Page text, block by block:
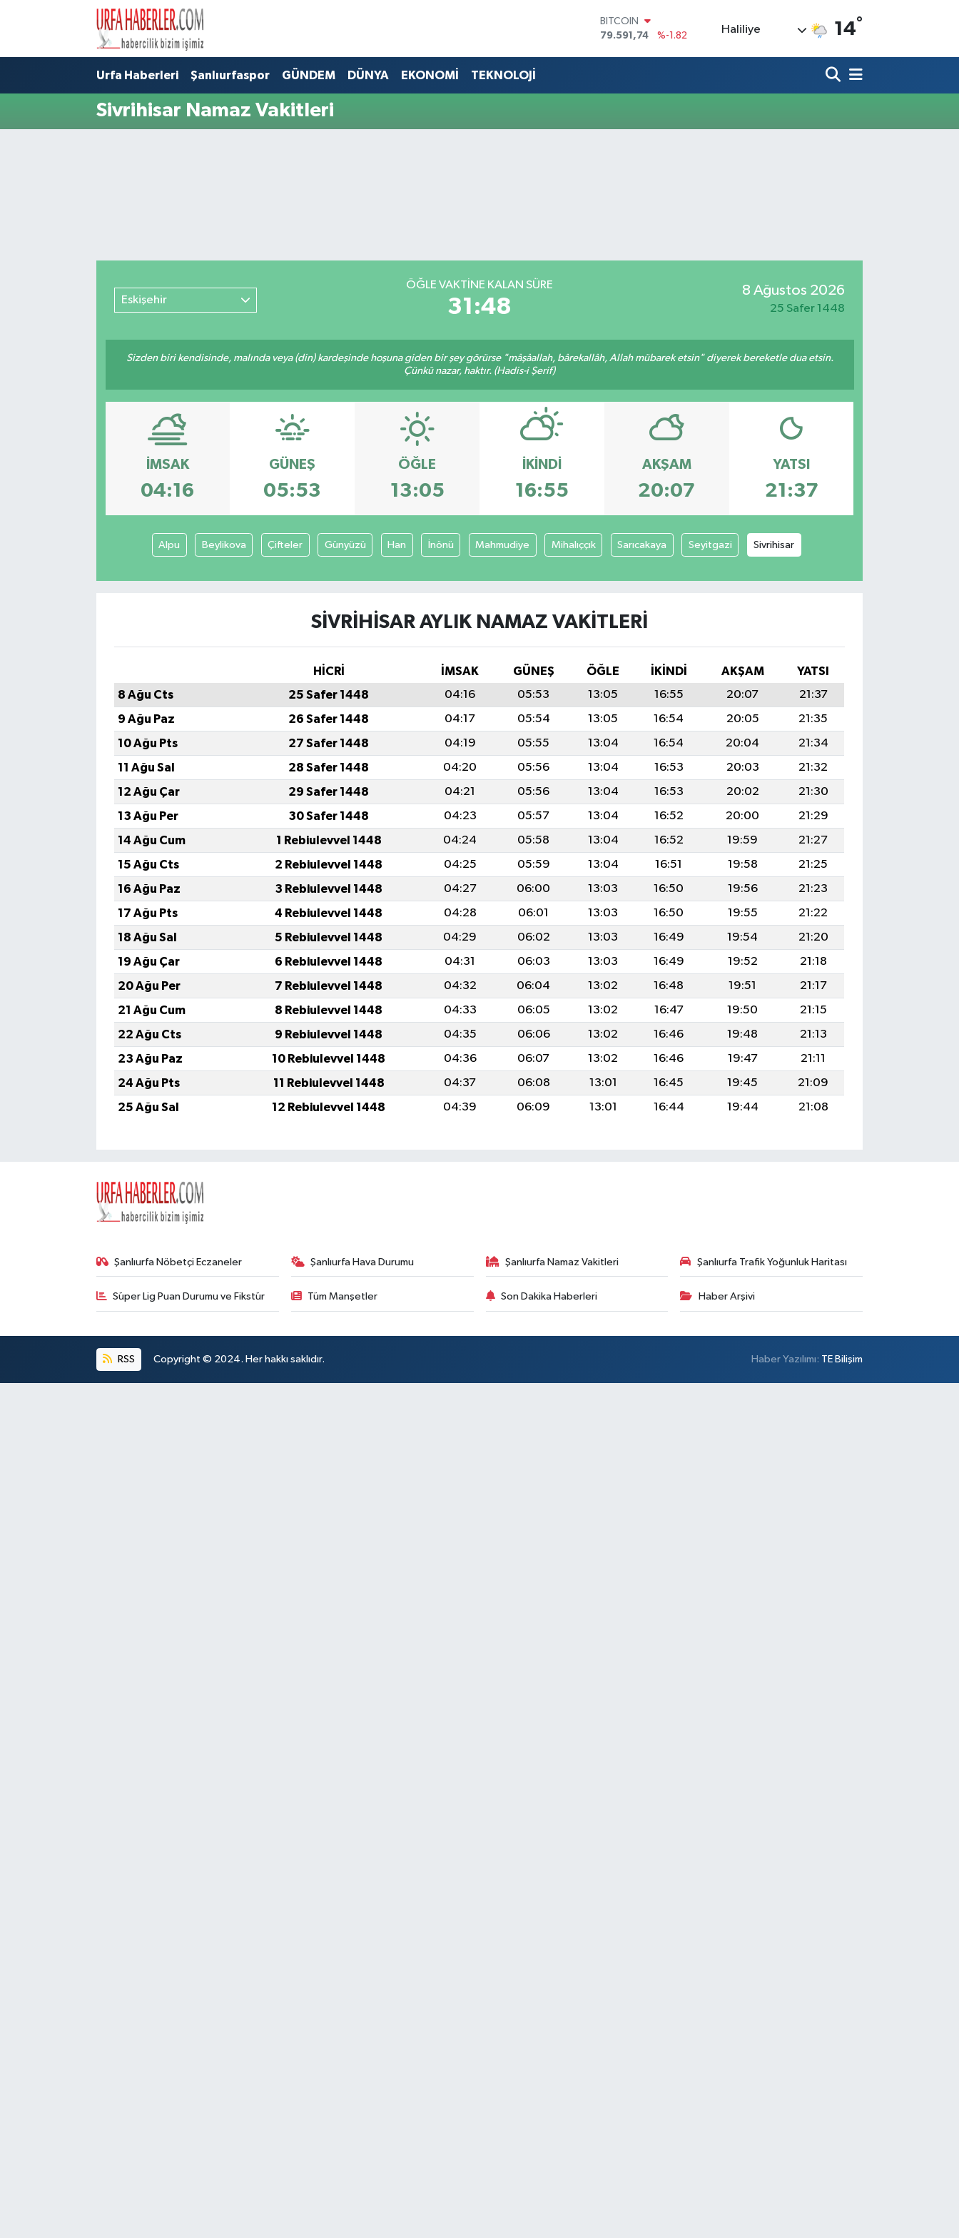
BITCOIN
79.591,74
%-1.82
53,38690
%0.19
Haliliye 14°
Urfa Haberleri Şanlıurfaspor GÜNDEM DÜNYA EKONOMİ TEKNOLOJİ
Sivrihisar Namaz Vakitleri
Eskişehir
ÖĞLE VAKTİNE KALAN SÜRE
31:47
8 Ağustos 2026
25 Safer 1448
Sizden biri kendisinde, malında veya (din) kardeşinde hoşuna giden bir şey görürse "mâşâallah, bârekallâh, Allah mübarek etsin" diyerek bereketle dua etsin.
Çünkü nazar, haktır. (Hadis-i Şerif)
İMSAK
04:16
GÜNEŞ
05:53
ÖĞLE
13:05
İKINDI
16:55
AKŞAM
20:07
YATSI
21:37
Alpu Beylikova Çifteler Günyüzü Han İnönü Mahmudiye Mihalıççık Sarıcakaya Seyitgazi Sivrihisar
SIVRIHISAR AYLIK NAMAZ VAKITLERI
HİCRİ İMSAK GÜNEŞ ÖĞLE İKINDI AKŞAM
YATSI
8 Ağu Cts
25 Safer 1448 04:16 05:53 13:05 16:55 20:07
21:37
9 Ağu Paz
26 Safer 1448 04:17 05:54 13:05 16:54 20:05
21:35
10 Ağu Pts
27 Safer 1448 04:19 05:55 13:04 16:54 20:04
21:34
11 Ağu Sal
28 Safer 1448 04:20 05:56 13:04 16:53 20:03
21:32
12 Ağu Çar
29 Safer 1448 04:21 05:56 13:04 16:53 20:02
21:30
13 Ağu Per
30 Safer 1448 04:23 05:57 13:04 16:52 20:00
21:29
14 Ağu Cum
1 Rebiulevvel 1448 04:24 05:58 13:04 16:52 19:59
21:27
15 Ağu Cts
2 Rebiulevvel 1448 04:25 05:59 13:04 16:51 19:58
21:25
16 Ağu Paz
3 Rebiulevvel 1448 04:27 06:00 13:03 16:50 19:56
21:23
17 Ağu Pts
4 Rebiulevvel 1448 04:28 06:01 13:03 16:50 19:55
21:22
18 Ağu Sal
5 Rebiulevvel 1448 04:29 06:02 13:03 16:49 19:54
21:20
19 Ağu Çar
6 Rebiulevvel 1448 04:31 06:03 13:03 16:49 19:52
21:18
20 Ağu Per
7 Rebiulevvel 1448 04:32 06:04 13:02 16:48 19:51
21:17
21 Ağu Cum
8 Rebiulevvel 1448 04:33 06:05 13:02 16:47 19:50
21:15
22 Ağu Cts
9 Rebiulevvel 1448 04:35 06:06 13:02 16:46 19:48
21:13
23 Ağu Paz
10 Rebiulevvel 1448 04:36 06:07 13:02 16:46 19:47
21:11
24 Ağu Pts
11 Rebiulevvel 1448 04:37 06:08 13:01 16:45 19:45
21:09
25 Ağu Sal
12 Rebiulevvel 1448 04:39 06:09 13:01 16:44 19:44 21:08
Şanlıurfa Nöbetçi Eczaneler Şanlıurfa Hava Durumu Şanlıurfa Namaz Vakitleri Şanlıurfa Trafik Yoğunluk Haritası
Süper Lig Puan Durumu ve Fikstür Tüm Manşetler Son Dakika Haberleri Haber Arşivi
RSS Copyright © 2024. Her hakkı saklıdır. Haber Yazılımı: TE Bilişim
Şanlıurfa Nöbetçi Eczaneler
Şanlıurfa Namaz Vakitleri